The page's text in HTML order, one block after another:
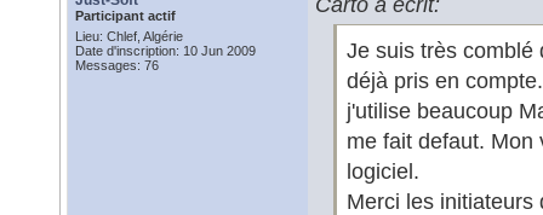
Participant actif
Lieu: Chlef, Algérie
Date d'inscription: 10 Jun 2009
Messages: 76
Je suis très comblé
déjà pris en compte.
j'utilise beaucoup
me fait defaut. Mon
logiciel.
Merci les initiateurs